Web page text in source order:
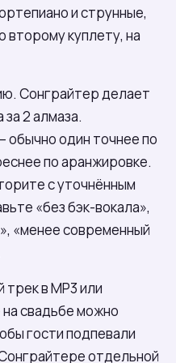
и струнные,
второму куплету, на
Сонграйтер делает
2 алмаза.
обычно один точнее по
по аранжировке.
с уточнённым
«без бэк-вокала»,
«менее современный
в MP3 или
свадьбе можно
гости подпевали
отдельной